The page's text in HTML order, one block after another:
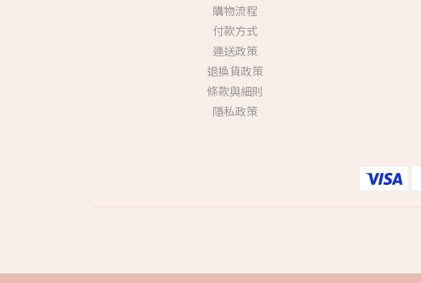
購物流程
付款方式
運送政策
退換貨政策
條款與細則
隱私政策